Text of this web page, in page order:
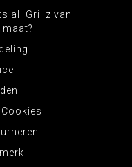
all Grillz van